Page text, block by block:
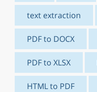
text extraction
PDF to DOCX
PDF to XLSX
HTML to PDF